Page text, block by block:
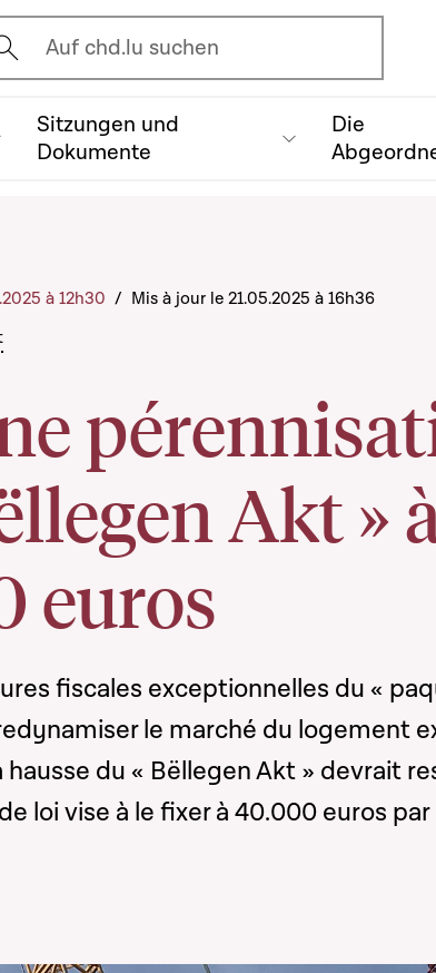
l'écran de recherche
Auf chd.lu suchen
Sitzungen und
Dokumente
Die
Akt »
euros
à 12h30 / Mis à jour le 21.05.2025 à 16h36
fiscales exceptionnelles du «
le marché du logement
hausse du « Bëllegen Akt » devrait
loi vise à le fixer à 40.000 euros par